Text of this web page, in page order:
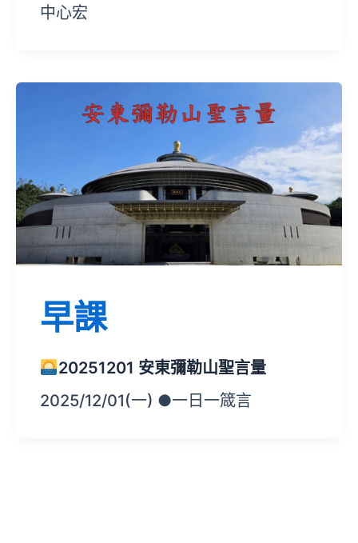
中心宏
早課
20251201 安東彌勒山聖言量
2025/12/01(一) ●一日一箴言